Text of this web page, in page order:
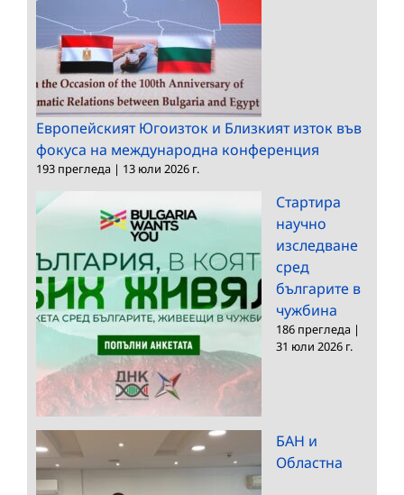
Европейският Югоизток и Близкият изток във
фокуса на международна конференция
193 прегледа | 13 юли 2026 г.
Стартира
научно
изследване
сред
българите в
чужбина
186 прегледа |
31 юли 2026 г.
БАН и
Областна